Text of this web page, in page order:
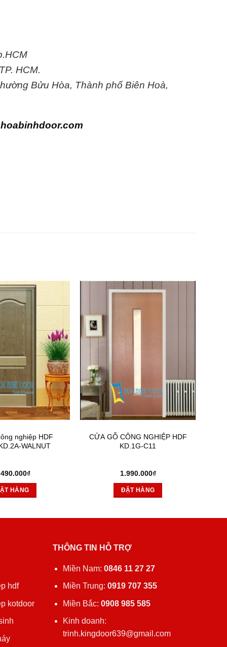
HCM.
Bửu Hòa, Thành phố Biên Hoà,
hoabinhdoor.com
nghiệp HDF
WALNUT
₫
HÀNG
CỬA GỖ CÔNG NGHIỆP HDF
KD.1G-C11
1.990.000₫
ĐẶT HÀNG
hdf
kotdoor
THÔNG TIN HỖ TRỢ
Miền Nam:0846 11 27 27
Miền Trung:0919 707 355
Miền Bắc:0908 985 585
Kinh doanh:
trinh.kingdoor639@gmail.com